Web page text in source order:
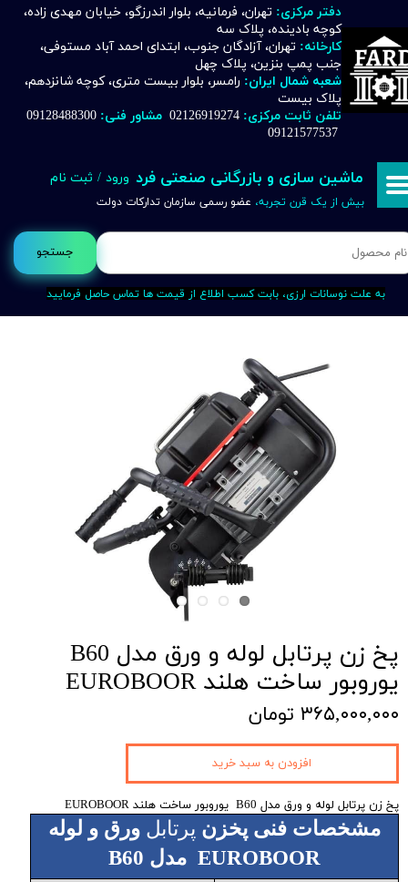
جستجو
دفتر مرکزی: تهران، فرمانیه، بلوار اندرزگو، خیابان مهدی زاده،
کوچه بادینده، پلاک سه
کارخانه: تهران، آزادگان جنوب، ابتدای احمد آباد مستوفی،
جنب پمپ بنزین، پلاک چهل
شعبه شمال ایران: رامسر، بلوار بیست متری، کوچه شانزدهم،
پلاک بیست
تلفن ثابت مرکزی: 02126919274 مشاور فنی:
09121577537
ماشین سازی و بازرگانی صنعتی فرد
بیش از یک قرن تجربه، عضو رسمی سازمان تدارکات دولت
ورود / ثبت نام
حساب کاربری من
تغییر گذر واژه
خروج از حساب کاربری
به علت نوسانات ارزی، بابت کسب اطلاع از قیمت ها تماس حاصل فرمایید
پخ زن پرتابل لوله و ورق مدل B60
یوروبور ساخت هلند EUROBOOR
۳۶۵,۰۰۰,۰۰۰ تومان
پخ زن پرتابل لوله و ورق مدل B60 یوروبور ساخت هلند EUROBOOR
مشخصات فنی پخزن پرتابل ورق و لوله
EUROBOOR مدل B60
افزودن به سبد خرید